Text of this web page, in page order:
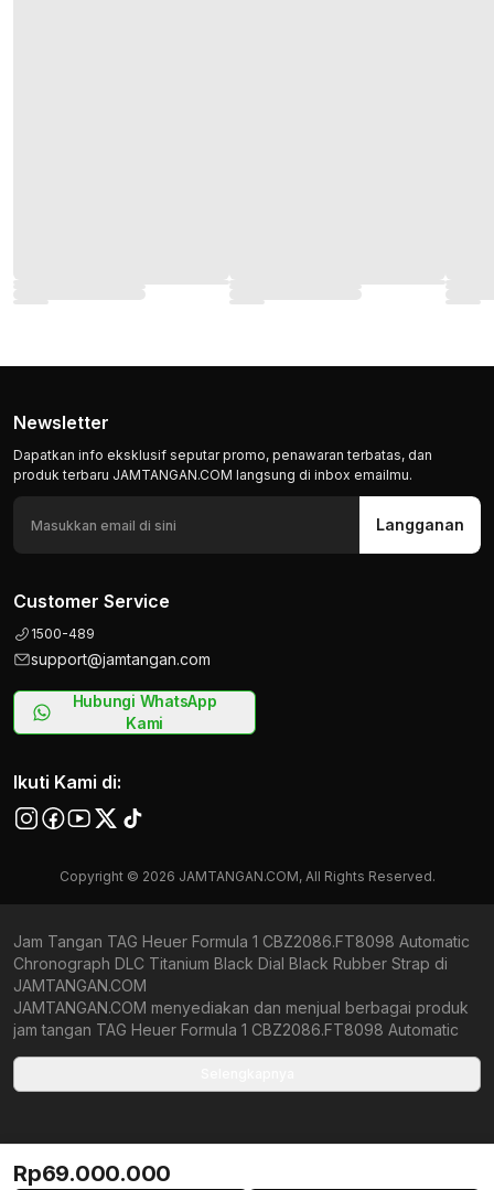
Newsletter
Dapatkan info eksklusif seputar promo, penawaran terbatas, dan
produk terbaru JAMTANGAN.COM langsung di inbox emailmu.
Langganan
Customer Service
1500-489
support@jamtangan.com
Hubungi WhatsApp
Kami
Ikuti Kami di:
Copyright © 2026 JAMTANGAN.COM, All Rights Reserved.
Jam Tangan TAG Heuer Formula 1 CBZ2086.FT8098 Automatic
Chronograph DLC Titanium Black Dial Black Rubber Strap di
JAMTANGAN.COM
JAMTANGAN.COM menyediakan dan menjual berbagai produk
jam tangan TAG Heuer Formula 1 CBZ2086.FT8098 Automatic
Warranty). Kami berkomitmen untuk memberi penawaran terbaik
produk yang tersedia merupakan produk jam tangan original,
berkualitas tinggi, dan memiliki harga yang lebih terjangkau dari
toko online Indonesia lainnya. Anda, watchlovers, merupakan
Rp69.000.000